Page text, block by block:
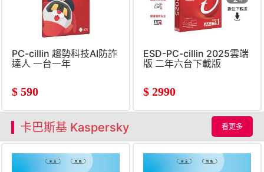
PC-cillin 趨勢科技AI防詐
達人 一台一年
$ 590
ESD-PC-cillin 2025雲端
版 二年六台下載版
$ 2990
卡巴斯基 Kaspersky 看更多